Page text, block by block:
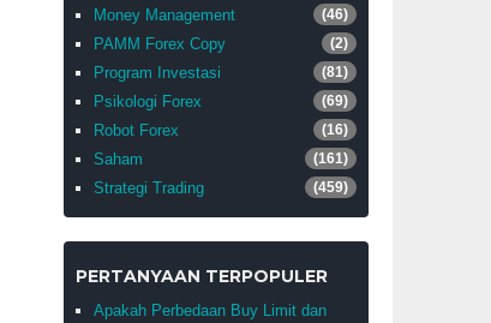
Money Management (46)
PAMM Forex Copy (2)
Program Investasi (81)
Psikologi Forex (69)
Robot Forex (16)
Saham (161)
Strategi Trading (459)
PERTANYAAN TERPOPULER
Apakah Perbedaan Buy Limit dan